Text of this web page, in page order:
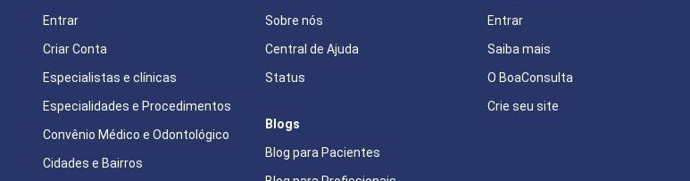
Entrar
Criar Conta
Especialistas e clínicas
Especialidades e Procedimentos
Convênio Médico e Odontológico
Cidades e Bairros
Sobre nós
Central de Ajuda
Status
Blogs
Blog para Pacientes
Entrar
Saiba mais
O BoaConsulta
Crie seu site